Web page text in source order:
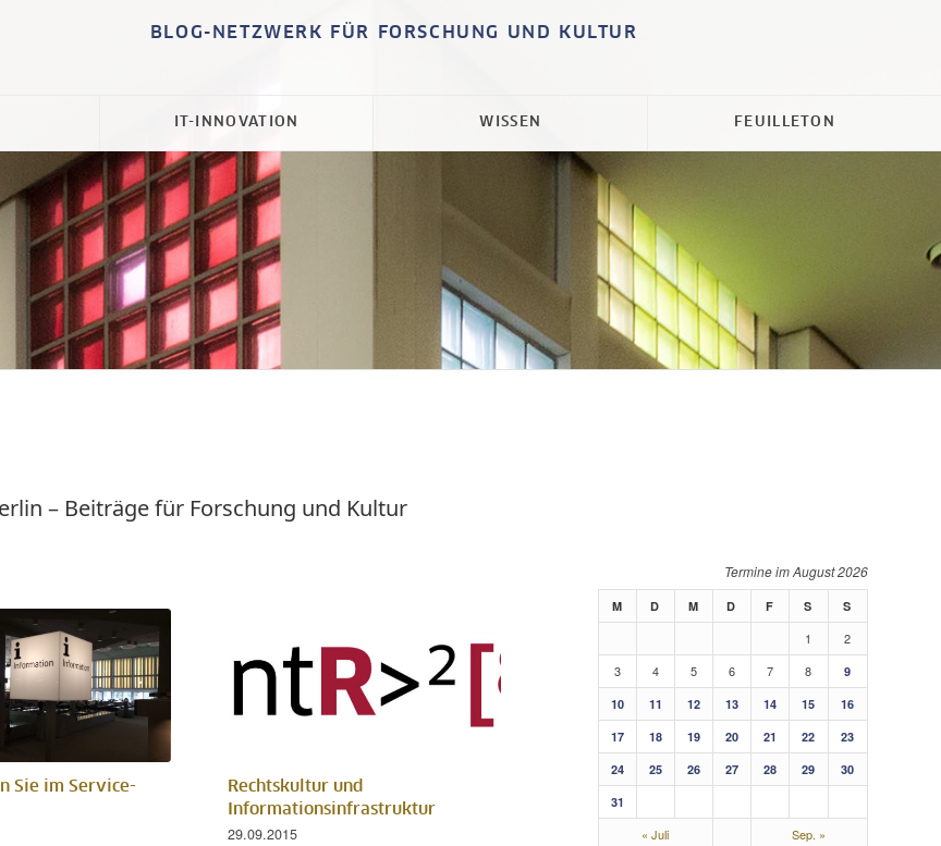
BLOG-NETZWERK FÜR FORSCHUNG UND KULTUR
IT-INNOVATION WISSEN FEUILLETON
– Beiträge für Forschung und Kultur
Sie im Service-
Rechtskultur und
Informationsinfrastruktur
29.09.2015
August 2026
M D M D F S S
1
2
3
4 5 6 7 8
9
10
11 12 13 14 15
16
17
18 19 20 21 22
23
24
25 26 27 28 29
30
31
« Juli Sep. »